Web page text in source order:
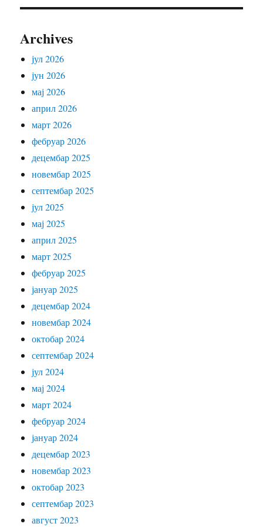
Archives
јул 2026
јун 2026
мај 2026
април 2026
март 2026
фебруар 2026
децембар 2025
новембар 2025
септембар 2025
јул 2025
мај 2025
април 2025
март 2025
фебруар 2025
јануар 2025
децембар 2024
новембар 2024
октобар 2024
септембар 2024
јул 2024
мај 2024
март 2024
фебруар 2024
јануар 2024
децембар 2023
новембар 2023
октобар 2023
септембар 2023
август 2023